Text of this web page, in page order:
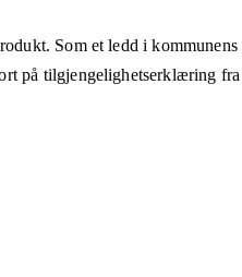
Som et ledd i kommunens
på tilgjengelighetserklæring